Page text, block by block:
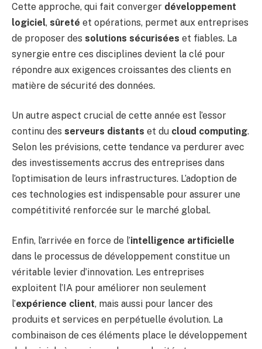
Cette approche, qui fait converger développement
logiciel, sûreté et opérations, permet aux entreprises
de proposer des solutions sécurisées et fiables. La
synergie entre ces disciplines devient la clé pour
répondre aux exigences croissantes des clients en
matière de sécurité des données.
Un autre aspect crucial de cette année est l’essor
continu des serveurs distants et du cloud computing.
Selon les prévisions, cette tendance va perdurer avec
des investissements accrus des entreprises dans
l’optimisation de leurs infrastructures. L’adoption de
ces technologies est indispensable pour assurer une
compétitivité renforcée sur le marché global.
Enfin, l’arrivée en force de l’intelligence artificielle
dans le processus de développement constitue un
véritable levier d’innovation. Les entreprises
exploitent l’IA pour améliorer non seulement
l’expérience client, mais aussi pour lancer des
produits et services en perpétuelle évolution. La
combinaison de ces éléments place le développement